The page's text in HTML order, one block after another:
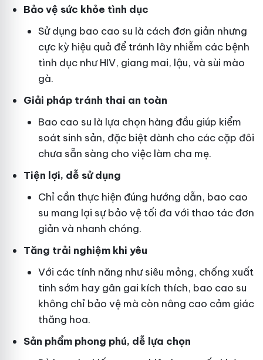
Bảo vệ sức khỏe tình dục
Sử dụng bao cao su là cách đơn giản nhưng
cực kỳ hiệu quả để tránh lây nhiễm các bệnh
tình dục như HIV, giang mai, lậu, và sùi mào
gà.
Giải pháp tránh thai an toàn
Bao cao su là lựa chọn hàng đầu giúp kiểm
soát sinh sản, đặc biệt dành cho các cặp đôi
chưa sẵn sàng cho việc làm cha mẹ.
Tiện lợi, dễ sử dụng
Chỉ cần thực hiện đúng hướng dẫn, bao cao
su mang lại sự bảo vệ tối đa với thao tác đơn
giản và nhanh chóng.
Tăng trải nghiệm khi yêu
Với các tính năng như siêu mỏng, chống xuất
tinh sớm hay gân gai kích thích, bao cao su
không chỉ bảo vệ mà còn nâng cao cảm giác
thăng hoa.
Sản phẩm phong phú, dễ lựa chọn